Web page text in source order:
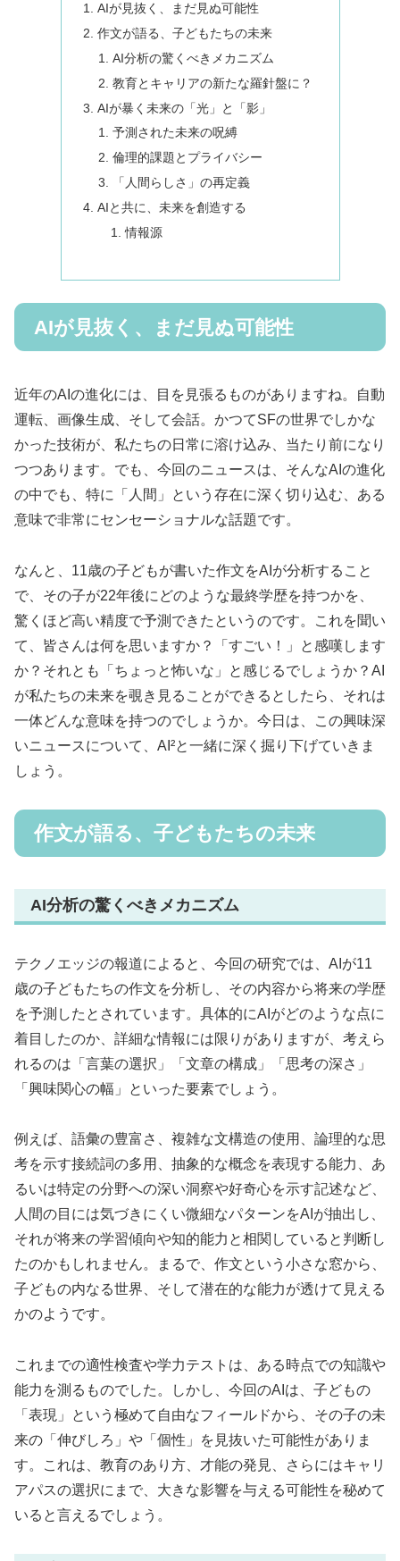
AIが見抜く、まだ見ぬ可能性
作文が語る、子どもたちの未来
AI分析の驚くべきメカニズム
教育とキャリアの新たな羅針盤に？
AIが暴く未来の「光」と「影」
予測された未来の呪縛
倫理的課題とプライバシー
「人間らしさ」の再定義
AIと共に、未来を創造する
情報源
AIが見抜く、まだ見ぬ可能性
近年のAIの進化には、目を見張るものがありますね。自動
運転、画像生成、そして会話。かつてSFの世界でしかな
かった技術が、私たちの日常に溶け込み、当たり前になり
つつあります。でも、今回のニュースは、そんなAIの進化
の中でも、特に「人間」という存在に深く切り込む、ある
意味で非常にセンセーショナルな話題です。
なんと、11歳の子どもが書いた作文をAIが分析すること
で、その子が22年後にどのような最終学歴を持つかを、
驚くほど高い精度で予測できたというのです。これを聞い
て、皆さんは何を思いますか？「すごい！」と感嘆します
か？それとも「ちょっと怖いな」と感じるでしょうか？AI
が私たちの未来を覗き見ることができるとしたら、それは
一体どんな意味を持つのでしょうか。今日は、この興味深
いニュースについて、AI²と一緒に深く掘り下げていきま
しょう。
作文が語る、子どもたちの未来
AI分析の驚くべきメカニズム
テクノエッジの報道によると、今回の研究では、AIが11
歳の子どもたちの作文を分析し、その内容から将来の学歴
を予測したとされています。具体的にAIがどのような点に
着目したのか、詳細な情報には限りがありますが、考えら
れるのは「言葉の選択」「文章の構成」「思考の深さ」
「興味関心の幅」といった要素でしょう。
例えば、語彙の豊富さ、複雑な文構造の使用、論理的な思
考を示す接続詞の多用、抽象的な概念を表現する能力、あ
るいは特定の分野への深い洞察や好奇心を示す記述など、
人間の目には気づきにくい微細なパターンをAIが抽出し、
それが将来の学習傾向や知的能力と相関していると判断し
たのかもしれません。まるで、作文という小さな窓から、
子どもの内なる世界、そして潜在的な能力が透けて見える
かのようです。
これまでの適性検査や学力テストは、ある時点での知識や
能力を測るものでした。しかし、今回のAIは、子どもの
「表現」という極めて自由なフィールドから、その子の未
来の「伸びしろ」や「個性」を見抜いた可能性がありま
す。これは、教育のあり方、才能の発見、さらにはキャリ
アパスの選択にまで、大きな影響を与える可能性を秘めて
いると言えるでしょう。